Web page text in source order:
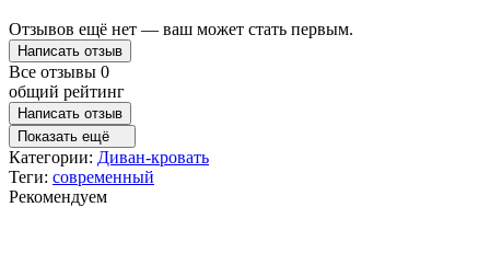
Отзывов ещё нет — ваш может стать первым.
Написать отзыв
Все отзывы 0
общий рейтинг
Написать отзыв
Показать ещё
Категории: Диван-кровать
Теги: современный
Рекомендуем